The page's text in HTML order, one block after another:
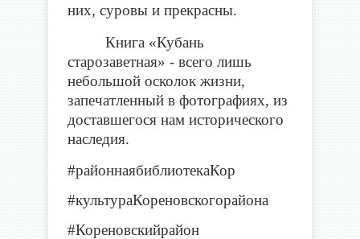
них, суровы и прекрасны.
Книга «Кубань
старозаветная» - всего лишь
небольшой осколок жизни,
запечатленный в фотографиях, из
доставшегося нам исторического
наследия.
#районнаябиблиотекаКор
#культураКореновскогорайона
#Кореновскийрайон